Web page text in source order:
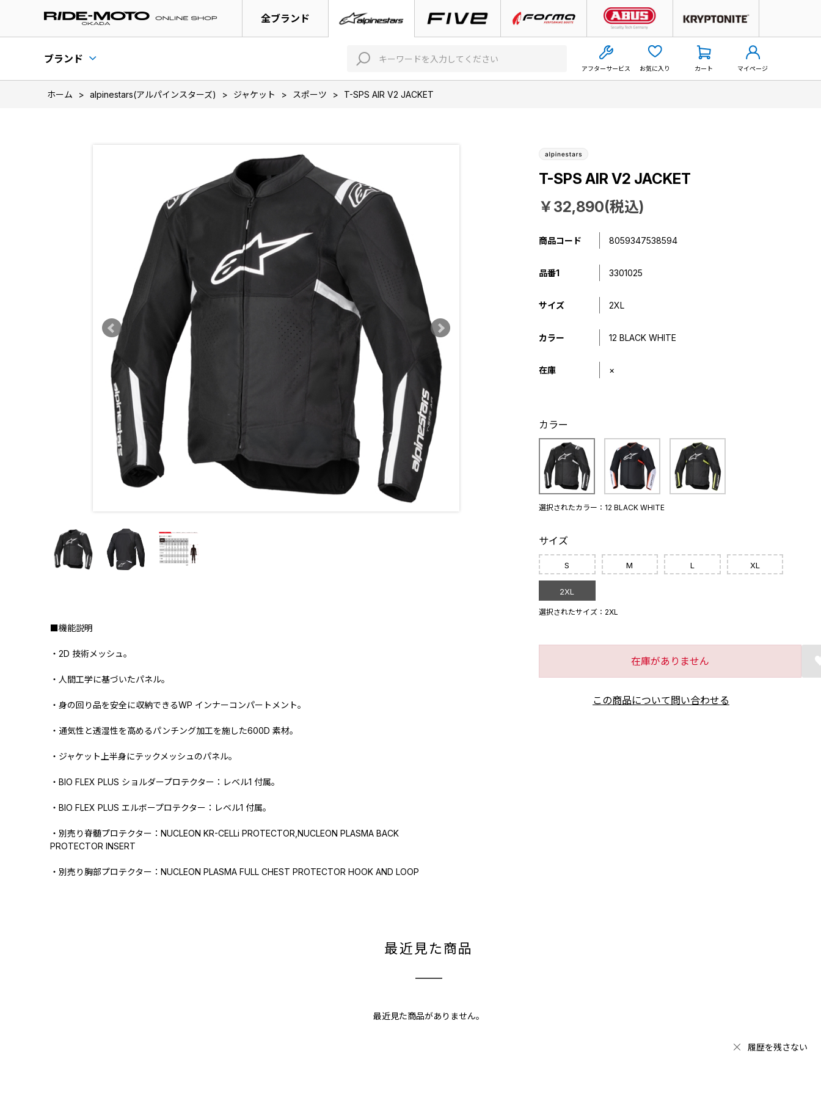
全ブランド
ブランド
アフターサービス お気に入り カート マイページ
ホーム > alpinestars(アルパインスターズ) > ジャケット > スポーツ > T-SPS AIR V2 JACKET
■機能説明
・2D 技術メッシュ。
・人間工学に基づいたパネル。
・身の回り品を安全に収納できるWP インナーコンパートメント。
・通気性と透湿性を高めるパンチング加工を施した600D 素材。
・ジャケット上半身にテックメッシュのパネル。
・BIO FLEX PLUS ショルダープロテクター：レベル1 付属。
・BIO FLEX PLUS エルボープロテクター：レベル1 付属。
・別売り脊髄プロテクター：NUCLEON KR-CELLi PROTECTOR,NUCLEON PLASMA BACK
PROTECTOR INSERT
・別売り胸部プロテクター：NUCLEON PLASMA FULL CHEST PROTECTOR HOOK AND LOOP
T-SPS AIR V2 JACKET
￥32,890(税込)
商品コード 8059347538594
品番1 3301025
サイズ 2XL
カラー 12 BLACK WHITE
在庫 ×
カラー
選択されたカラー：12 BLACK WHITE
サイズ
S M L XL
2XL
選択されたサイズ：2XL
在庫がありません
この商品について問い合わせる
最近見た商品
最近見た商品がありません。
履歴を残さない